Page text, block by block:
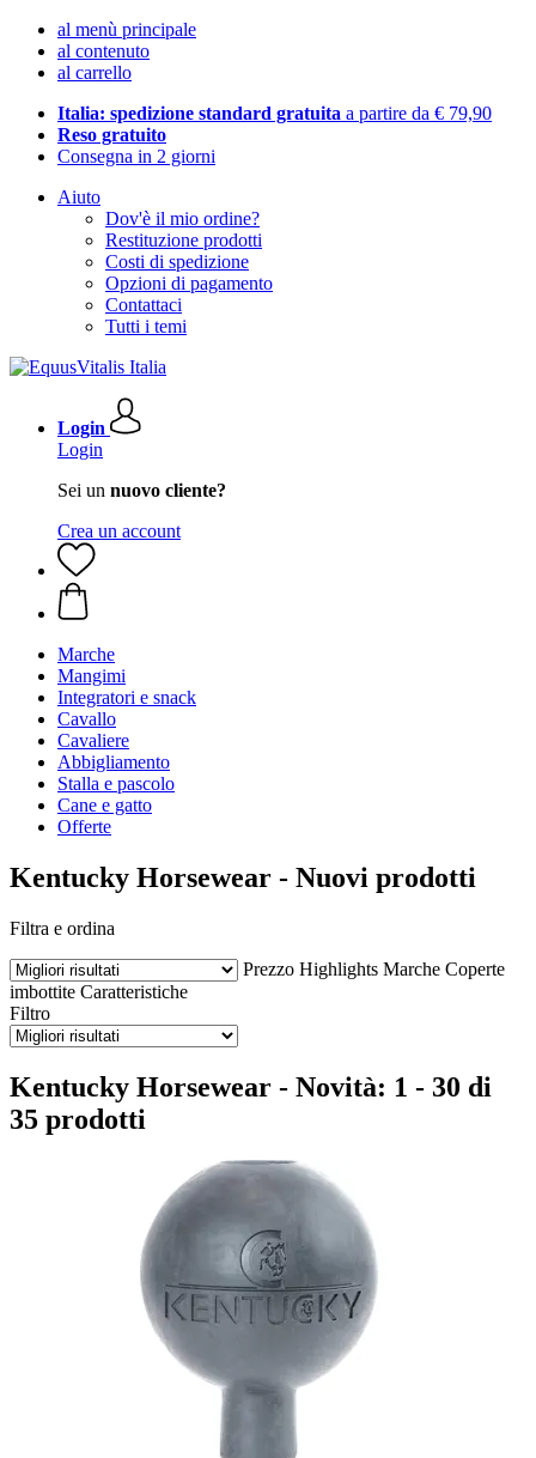
al menù principale
al contenuto
al carrello
Italia: spedizione standard gratuita a partire da € 79,90
Reso gratuito
Consegna in 2 giorni
Aiuto
Dov'è il mio ordine?
Restituzione prodotti
Costi di spedizione
Opzioni di pagamento
Contattaci
Tutti i temi
Login
Login
Sei un nuovo cliente?
Crea un account
Marche
Mangimi
Integratori e snack
Cavallo
Cavaliere
Abbigliamento
Stalla e pascolo
Cane e gatto
Offerte
Kentucky Horsewear - Nuovi prodotti
Filtra e ordina
Prezzo Highlights Marche Coperte
imbottite Caratteristiche
Filtro
Kentucky Horsewear - Novità: 1 - 30 di
35 prodotti